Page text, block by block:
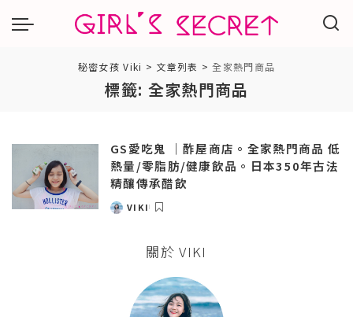
秘密女孩 Viki > 文章列表 >全家熱門商品
標籤: 全家熱門商品
GS愛吃鬼 ｜酢屋商店。全家熱門商品 低
熱量/零脂肪/健康飲品。日本350年古法
精釀傳承醋飲
POSTED
VIKI
關於 VIKI